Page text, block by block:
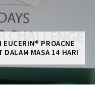
EUCERIN® PROACNE
DALAM MASA 14 HARI